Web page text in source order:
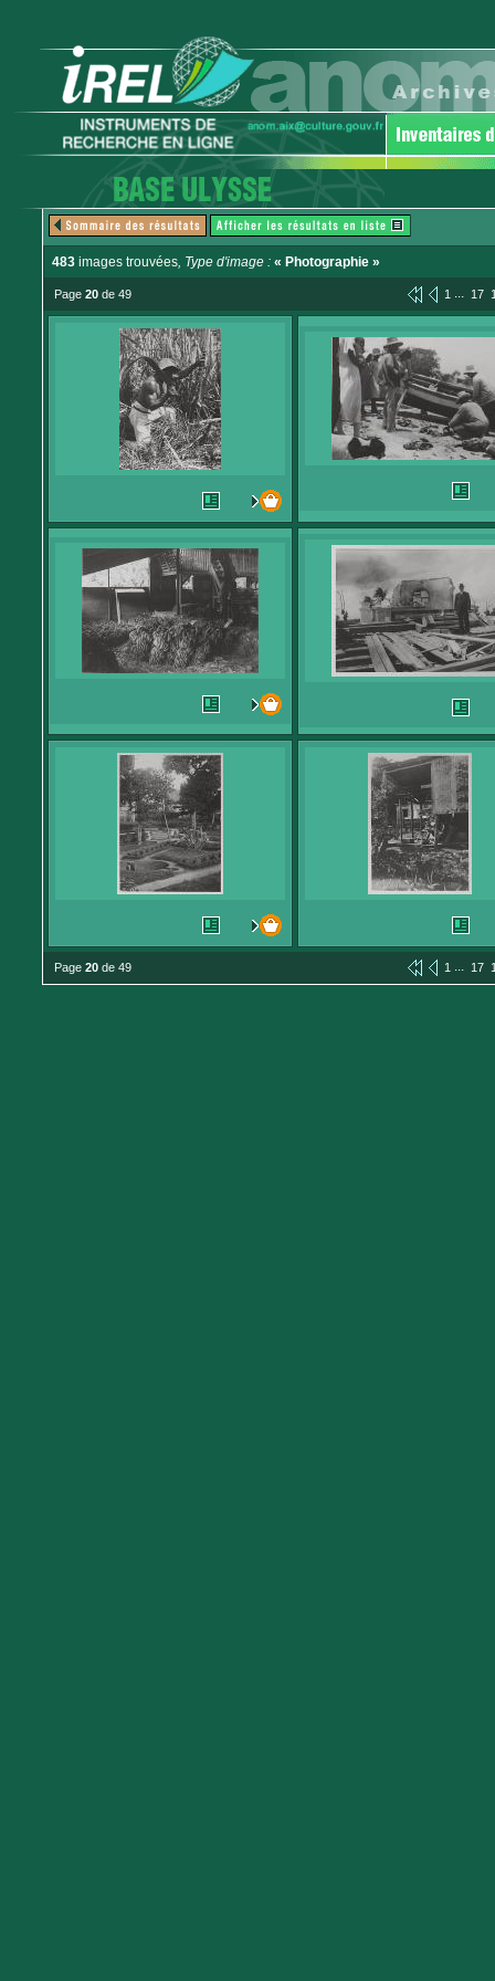
483 images trouvées, Type d'image : « Photographie »
Page 20 de 49 1 ... 17
Page 20 de 49 1 ... 17